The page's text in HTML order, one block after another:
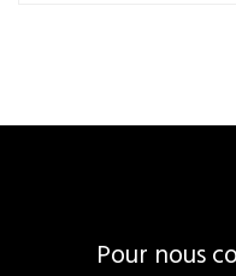
Pour nous